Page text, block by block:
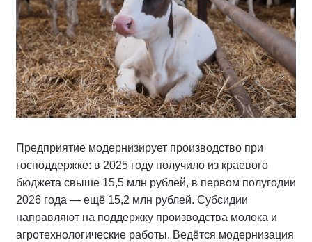
Предприятие модернизирует производство при
господдержке: в 2025 году получило из краевого
бюджета свыше 15,5 млн рублей, в первом полугодии
2026 года — ещё 15,2 млн рублей. Субсидии
направляют на поддержку производства молока и
агротехнологические работы. Ведётся модернизация